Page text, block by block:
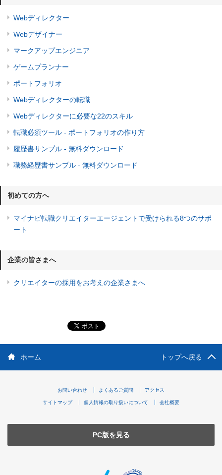
Webディレクター
Webデザイナー
マークアップエンジニア
ゲームプランナー
ポートフォリオ
Webディレクターの転職
Webディレクターに必要な22のスキル
転職必須ツール - ポートフォリオの作り方
履歴書サンプル - 無料ダウンロード
職務経歴書サンプル - 無料ダウンロード
初めての方へ
マイナビ転職クリエイターエージェントで受けられる8つのサポ
ート
企業の皆さまへ
クリエイターの採用をお考えの企業さまへ
ホーム トップへ戻る
お問い合わせ よくあるご質問 アクセス
サイトマップ 個人情報の取り扱いについて 会社概要
PC版を見る